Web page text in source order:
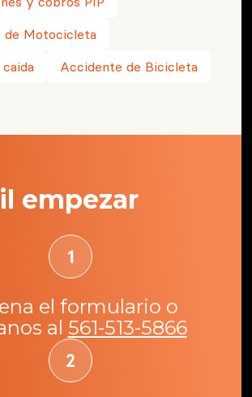
de Motocicleta
Accidente de Bicicleta
empezar
el formulario o
al 561-513-5866